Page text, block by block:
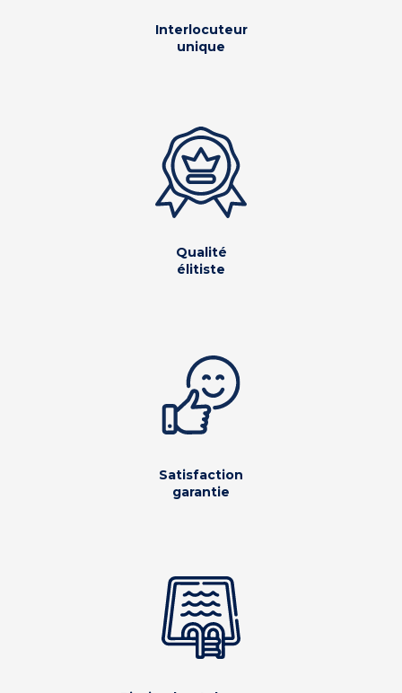
Interlocuteur
unique
Qualité
élitiste
Satisfaction
garantie